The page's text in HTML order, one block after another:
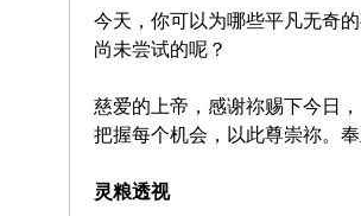
今天，你可以为哪些平凡无奇
尚未尝试的呢？
慈爱的上帝，感谢祢赐下今日
把握每个机会，以此尊崇祢。
灵粮透视